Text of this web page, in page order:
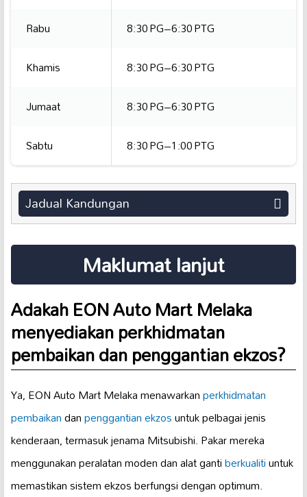
Rabu
8:30 PG–6:30 PTG
Khamis
8:30 PG–6:30 PTG
Jumaat
8:30 PG–6:30 PTG
Sabtu
8:30 PG–1:00 PTG
Jadual Kandungan
Maklumat lanjut
Adakah EON Auto Mart Melaka
menyediakan perkhidmatan
pembaikan dan penggantian ekzos?
Ya, EON Auto Mart Melaka menawarkanperkhidmatan
pembaikandanpenggantian ekzosuntuk pelbagai jenis
kenderaan, termasuk jenama Mitsubishi. Pakar mereka
menggunakan peralatan moden dan alat gantiberkualitiuntuk
memastikan sistem ekzos berfungsi dengan optimum.